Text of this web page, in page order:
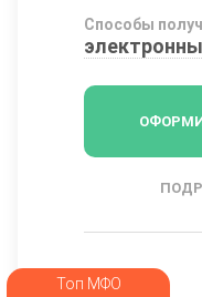
Способы
Топ МФО